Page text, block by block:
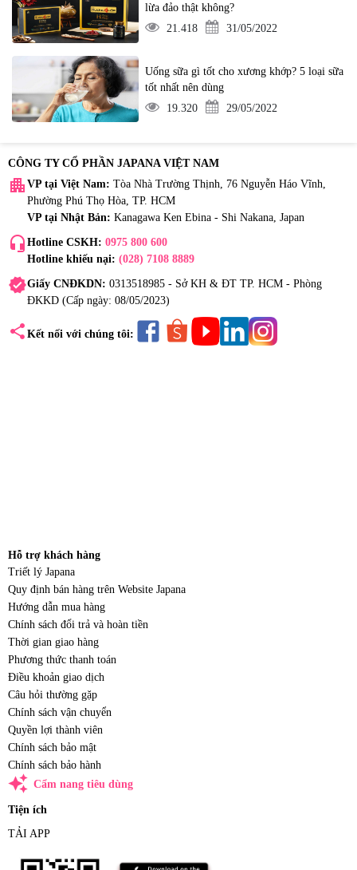
lừa đảo thật không?
21.418
31/05/2022
Uống sữa gì tốt cho xương khớp? 5 loại sữa
tốt nhất nên dùng
19.320
29/05/2022
CÔNG TY CỔ PHẦN JAPANA VIỆT NAM
apartment VP tại Việt Nam: Tòa Nhà Trường Thịnh, 76 Nguyễn Háo Vĩnh,
Phường Phú Thọ Hòa, TP. HCM
VP tại Nhật Bản: Kanagawa Ken Ebina - Shi Nakana, Japan
headset_mic Hotline CSKH: 0975 800 600
Hotline khiếu nại: (028) 7108 8889
verifiedGiấy CNĐKDN: 0313518985 - Sở KH & ĐT TP. HCM - Phòng
ĐKKD (Cấp ngày: 08/05/2023)
share Kết nối với chúng tôi:
Hỗ trợ khách hàng
Triết lý Japana
Quy định bán hàng trên Website Japana
Hướng dẫn mua hàng
Chính sách đổi trả và hoàn tiền
Thời gian giao hàng
Phương thức thanh toán
Điều khoản giao dịch
Câu hỏi thường gặp
Chính sách vận chuyển
Quyền lợi thành viên
Chính sách bảo mật
Chính sách bảo hành
auto_awesome Cẩm nang tiêu dùng
Tiện ích
TẢI APP